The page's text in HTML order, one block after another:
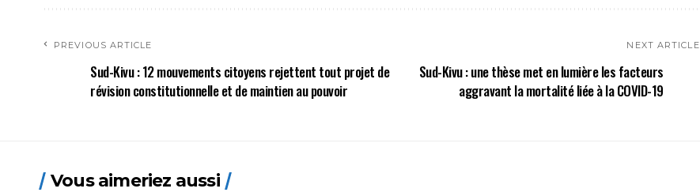
PREVIOUS ARTICLE
Sud-Kivu : 12 mouvements citoyens rejettent tout projet de
révision constitutionnelle et de maintien au pouvoir
NEXT ARTICLE
Sud-Kivu : une thèse met en lumière les facteurs
aggravant la mortalité liée à la COVID-19
Vous aimeriez aussi